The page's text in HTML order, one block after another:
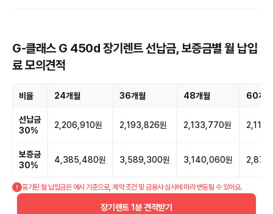
G-클래스 G 450d 장기렌트 선납금, 보증금별 월 납입
료 모의견적
비율 24개월 36개월 48개월 60개월
선납금
30%
2,206,910원 2,193,826원 2,133,770원
보증금
30%
4,385,480원 3,589,300원 3,140,060원
표기된 월 납입금은 예시 기준으로, 계약 조건 및 금융사 심사에 따라 변동될 수 있어요.
장기렌트 1분 견적받기